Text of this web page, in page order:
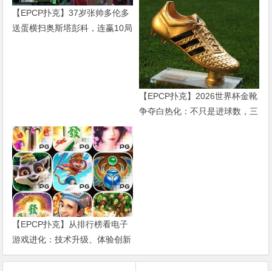
【EPCP扑克】37岁张帅多伦多
送蛋横扫奥斯塔彭科，连赢10局
【EPCP扑克】2026世界杯金靴
争夺白热化：不只是进球数，三
【EPCP扑克】从排行榜看电子
游戏进化：技术升级、体验创新
与未来趋势